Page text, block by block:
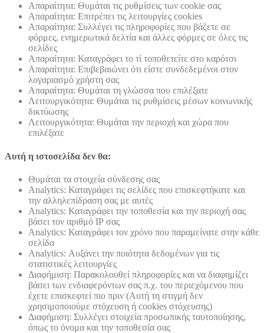
Απαραίτητα: Θυμάται τις ρυθμίσεις των cookie σας
Απαραίτητα: Επιτρέπει τις λειτουργίες cookies
Απαραίτητα: Συλλέγει τις πληροφορίες που βάζετε σε
φόρμες, ενημερωτικά δελτία και άλλες φόρμες σε όλες τις
σελίδες
Απαραίτητα: Καταγράφει το τί τοποθετείτε στο καρότσι
Απαραίτητα: Επιβεβαιώνει ότι είστε συνδεδεμένοι στον
λογαριασμό χρήστη σας
Απαραίτητα: Θυμάται τη γλώσσα που επιλέξατε
Λειτουργικότητα: Θυμάται τις ρυθμίσεις μέσων κοινωνικής
δικτύωσης
Λειτουργικότητα: Θυμάται την περιοχή και χώρα που
επιλέξατε
Αυτή η ιστοσελίδα δεν θα:
Θυμάται τα στοιχεία σύνδεσης σας
Analytics: Καταγράφει τις σελίδες που επισκεφτήκατε και
την αλληλεπίδραση σας με αυτές
Analytics: Καταγράφει την τοποθεσία και την περιοχή σας
βάσει τον αριθμό ΙΡ σας
Analytics: Καταγράφει τον χρόνο που παραμείνατε στην κάθε
σελίδα
Analytics: Αυξάνει την ποιότητα δεδομένων για τις
στατιστικές λειτουργίες
Διαφήμιση: Παρακολουθεί πληροφορίες και να διαφημίζει
βάσει των ενδιαφερόντων σας π.χ. του περιεχόμενου που
έχετε επισκεφτεί πιο πριν (Αυτή τη στιγμή δεν
χρησιμοποιούμε στόχευση ή cookies στόχευσης)
Διαφήμιση: Συλλέγει στοιχεία προσωπικής ταυτοποίησης,
όπως το όνομα και την τοποθεσία σας